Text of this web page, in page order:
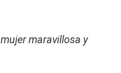
maravillosa y